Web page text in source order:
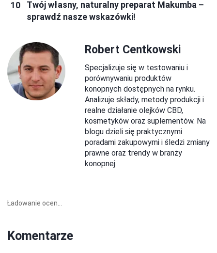
Twój własny, naturalny preparat Makumba –
sprawdź nasze wskazówki!
Robert Centkowski
Specjalizuje się w testowaniu i
porównywaniu produktów
konopnych dostępnych na rynku.
Analizuje składy, metody produkcji i
realne działanie olejków CBD,
kosmetyków oraz suplementów. Na
blogu dzieli się praktycznymi
poradami zakupowymi i śledzi zmiany
prawne oraz trendy w branży
konopnej.
Ładowanie ocen...
Komentarze